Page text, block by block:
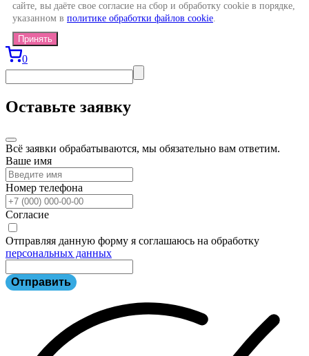
сайте, вы даёте свое согласие на сбор и обработку cookie в порядке,
указанном в политике обработки файлов cookie.
Принять
0
Оставьте заявку
Всё заявки обрабатываются, мы обязательно вам ответим.
Ваше имя
Номер телефона
Согласие
Отправляя данную форму я соглашаюсь на обработку
персональных данных
Отправить